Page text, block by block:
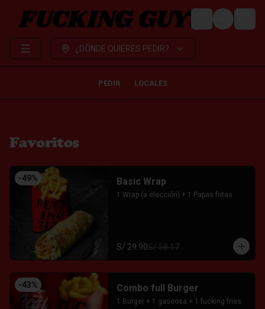
LOGIN
¿DÓNDE QUIERES PEDIR?
PEDIR LOCALES
Favoritos
-49% Basic Wrap
1 Wrap (a elección) + 1 Papas fritas
S/ 29.90S/ 58.17
-43% Combo full Burger
1 Burger + 1 gaseosa + 1 fucking fries.